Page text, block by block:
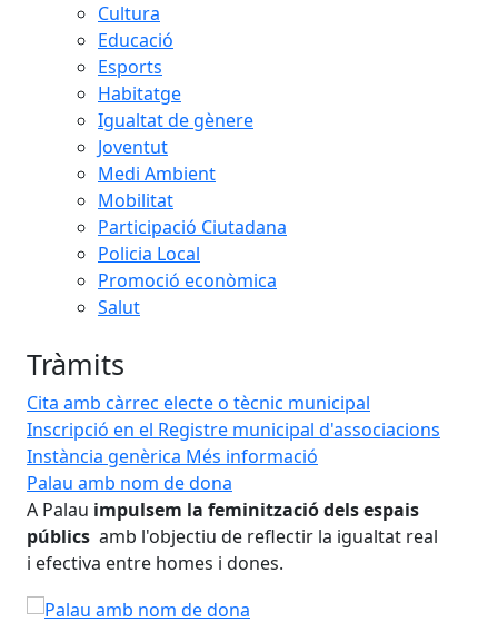
Cultura
Educació
Esports
Habitatge
Igualtat de gènere
Joventut
Medi Ambient
Mobilitat
Participació Ciutadana
Policia Local
Promoció econòmica
Salut
Tràmits
Cita amb càrrec electe o tècnic municipal
Inscripció en el Registre municipal d'associacions
Instància genèrica Més informació
Palau amb nom de dona
A Palau impulsem la feminització dels espais
públics amb l'objectiu de reflectir la igualtat real
i efectiva entre homes i dones.
Palau amb nom de dona